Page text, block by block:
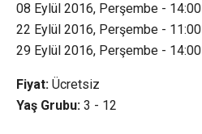
08 Eylül 2016, Perşembe - 14:00
22 Eylül 2016, Perşembe - 11:00
29 Eylül 2016, Perşembe - 14:00
Fiyat:Ücretsiz
Yaş Grubu:3 - 12